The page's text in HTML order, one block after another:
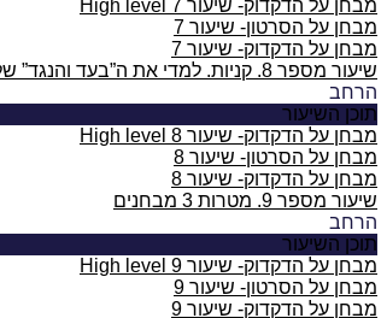
מבחן על הדקדוק- שיעור 7 High level
מבחן על הסרטון- שיעור 7
מבחן על הדקדוק- שיעור 7
שיעור מספר 8. קניות. למדי את ה”בעד והנגד” של קניות מקוונות לעומת קניות “פיזיות”.
הרחב
תוכן השיעור
מבחן על הדקדוק- שיעור 8 High level
מבחן על הסרטון- שיעור 8
מבחן על הדקדוק- שיעור 8
שיעור מספר 9. מטרות
3 מבחנים
הרחב
תוכן השיעור
מבחן על הדקדוק- שיעור 9 High level
מבחן על הסרטון- שיעור 9
מבחן על הדקדוק- שיעור 9